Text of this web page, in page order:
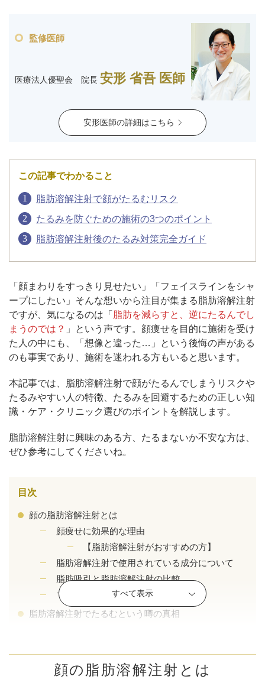
スケジュール
西梅田から徒歩2分
予約方法に
ついて
アフターケア
よくあるご質問
オンラインショップ
LINE予約 WEB予約
監修医師
医療法人優聖会 院長 安形 省吾 医師
安形医師の詳細はこちら
この記事でわかること
脂肪溶解注射で顔がたるむリスク
たるみを防ぐための施術の3つのポイント
脂肪溶解注射後のたるみ対策完全ガイド
「顔まわりをすっきり見せたい」「フェイスラインをシャ
ープにしたい」そんな想いから注目が集まる脂肪溶解注射
ですが、気になるのは「 脂肪を減らすと、逆にたるんでし
まうのでは？ 」という声です。顔痩せを目的に施術を受け
た人の中にも、「想像と違った…」という後悔の声がある
のも事実であり、施術を迷われる方もいると思います。
本記事では、脂肪溶解注射で顔がたるんでしまうリスクや
たるみやすい人の特徴、たるみを回避するための正しい知
識・ケア・クリニック選びのポイントを解説します。
脂肪溶解注射に興味のある方、たるまないか不安な方は、
ぜひ参考にしてくださいね。
目次
顔の脂肪溶解注射とは
顔痩せに効果的な理由
【脂肪溶解注射がおすすめの方】
脂肪溶解注射で使用されている成分について
脂肪吸引と脂肪溶解注射の比較
マッサージと脂肪溶解注射の比較
脂肪溶解注射でたるむという噂の真相
【たるみやすい人の特徴】
【たるみにくい人の特徴】
すべて表示
顔の脂肪溶解注射とは